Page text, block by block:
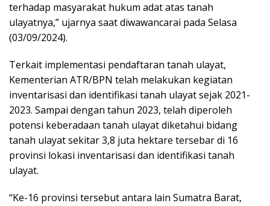
terhadap masyarakat hukum adat atas tanah
ulayatnya,” ujarnya saat diwawancarai pada Selasa
(03/09/2024).
Terkait implementasi pendaftaran tanah ulayat,
Kementerian ATR/BPN telah melakukan kegiatan
inventarisasi dan identifikasi tanah ulayat sejak 2021-
2023. Sampai dengan tahun 2023, telah diperoleh
potensi keberadaan tanah ulayat diketahui bidang
tanah ulayat sekitar 3,8 juta hektare tersebar di 16
provinsi lokasi inventarisasi dan identifikasi tanah
ulayat.
“Ke-16 provinsi tersebut antara lain Sumatra Barat,